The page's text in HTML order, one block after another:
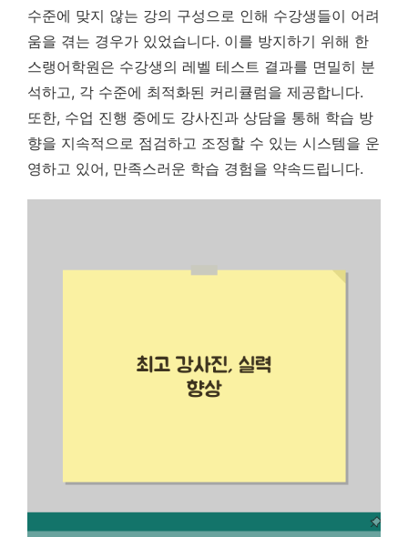
수준에 맞지 않는 강의 구성으로 인해 수강생들이 어려
움을 겪는 경우가 있었습니다. 이를 방지하기 위해 한
스랭어학원은 수강생의 레벨 테스트 결과를 면밀히 분
석하고, 각 수준에 최적화된 커리큘럼을 제공합니다.
또한, 수업 진행 중에도 강사진과 상담을 통해 학습 방
향을 지속적으로 점검하고 조정할 수 있는 시스템을 운
영하고 있어, 만족스러운 학습 경험을 약속드립니다.